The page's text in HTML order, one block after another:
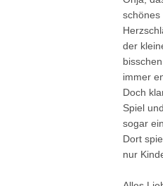
schönes
der
immer
Doch
Spiel
sogar
Dort
nur